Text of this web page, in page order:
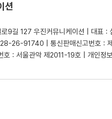
션
9길 127 우진커뮤니케이션 | 대표 :
26-91740 | 통신판매신고번호 :
호 : 서울관악 제2011-19호 | 개인정